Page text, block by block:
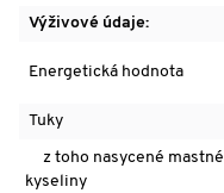
Výživové údaje:
Energetická hodnota
Tuky
z toho nasycené mastné
kyseliny